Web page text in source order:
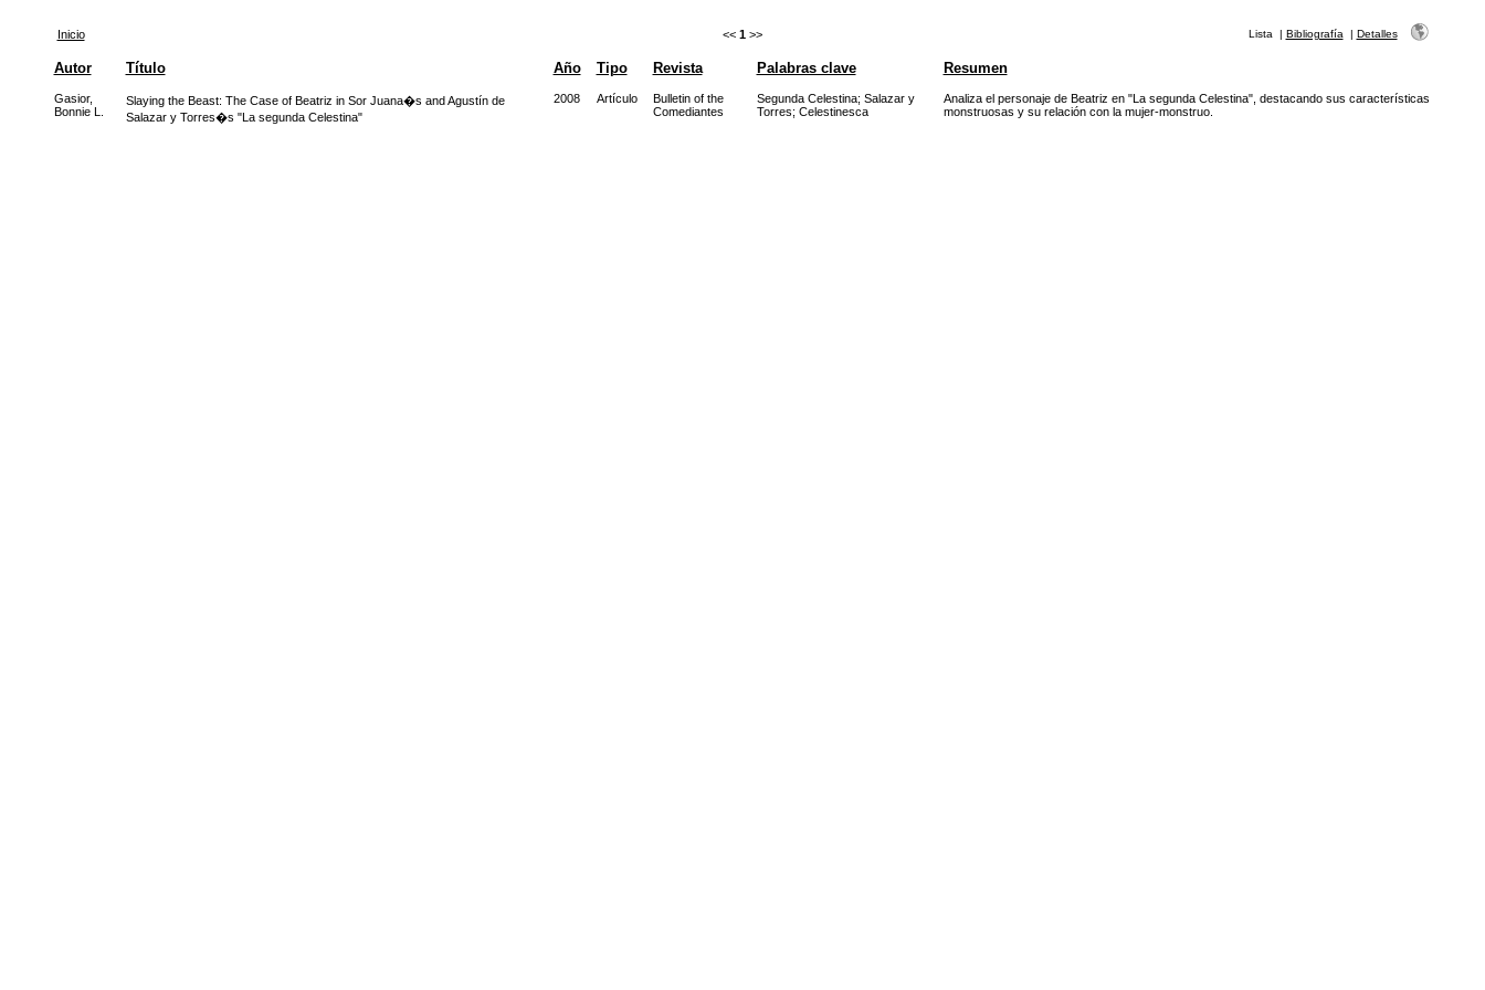
Inicio << 1 >> Lista | Bibliografía | Detalles
Autor Título Año Tipo Revista Palabras clave Resumen
Gasior,
Bonnie L.
Slaying the Beast: The Case of Beatriz in Sor Juana�s and Agustín de
Salazar y Torres�s "La segunda Celestina"
2008 Artículo
Bulletin of the
Comediantes
Segunda Celestina; Salazar y
Torres; Celestinesca
Analiza el personaje de Beatriz en "La segunda Celestina", destacando sus características
monstruosas y su relación con la mujer-monstruo.